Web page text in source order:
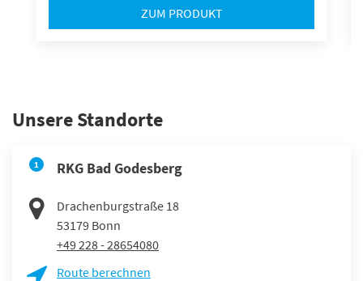
ZUM PRODUKT
Unsere Standorte
1 RKG Bad Godesberg
Drachenburgstraße 18
53179 Bonn
+49 228 - 28654080
Route berechnen